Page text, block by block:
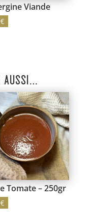
Viande
€
aussi…
Tomate – 250gr
€